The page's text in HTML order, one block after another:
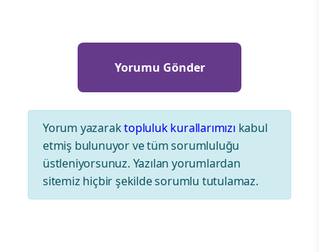
Yorum yazaraktopluluk kurallarımızı kabul
etmiş bulunuyor ve tüm sorumluluğu
üstleniyorsunuz. Yazılan yorumlardan
sitemiz hiçbir şekilde sorumlu tutulamaz.